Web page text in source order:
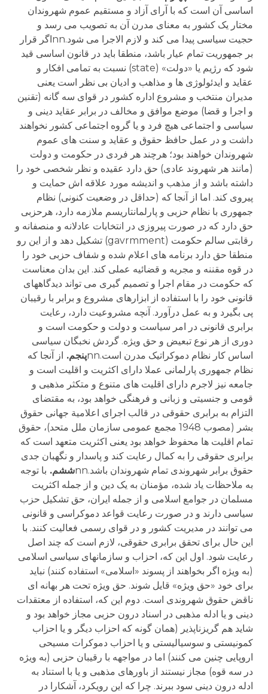
اساسی آن است که با آرای آزاد و مستقیم عموم شهروندان
مختار یک کشور به معنای مدرن آن به تصویب می رسد و
حجیت سیاسی پیدا می کند و لازم الاجرا می شود.nnاگر قرار
بر جمهوریت تمام عیار باشد، منطقا باید در قانون اساسی قید
شود که رژیم یا «دولت» (state) نسبت به تمامی افکار و
عقاید و ایدئولوژی ها و مذاهب و ادیان بی نظر است یعنی
مدیران منتخب و مشروع اداره کشور در قوای سه گانه (تقنین
و اجرا و قضا) موضع موافق و مخالف در برابر عقاید دینی و
سیاسی و اجتماعی هیچ فرد و یا گروه اجتماعی کشور نخواهند
داشت و در عمل حافظ حقوق و عقاید و سنت های عموم
شهروندان خواهند بود؛ هرچند هر فردی در حکومت و دولت
(مانند هر شهروند عادی) حق دارد عقیده و نظر شخصی خود را
داشته باشد و از مذهب و اندیشه مورد علاقه اش حمایت و
پیروی کند. اما از آنجا که (حداقل در وضعیت کنونی) نظام
جمهوری با نظام حزبی و پارلمانتاریسم ملازمه دارد، هرحزبی
حق دارد که در صورت پیروزی در انتخابات عادلانه و منصفانه و
رقابتی سالم حکومت (gavrmment) تشکیل دهد و از این رو
منطقا حق دارد برنامه های اعلام شده و شفاف حزبی خود را
در قوه مقننه و مجریه و قضائیه عملی کند. این بدان معناست
که حکومت در مقام اجرا و تصمیم گیری می تواند دیدگاههای
قانونی خود را با استفاده از ابزارهای مشروع و برابر با رقیبان
پی بگیرد و به عمل درآورد. آنچه مشروعیت دارد، رعایت
برابری قانونی در امر سیاست و دولت و حکومت است و
دوری از هر نوع تبعیض و حق ویژه. گردش نخبگان سیاسی
اساس کار نظام دموکراتیک مدرن است.nn
پنجم. از آنجا که
نظام جمهوری پارلمانی عملا دارای اکثریت و اقلیت است و
جامعه نیز لاجرم دارای اقلیت های متنوع و متکثر مذهبی و
قومی و جنسیتی و زبانی و فرهنگی خواهد بود، به مقتضای
التزام به برابری حقوقی در قالب اجرای اعلامیة جهانی حقوق
بشر (مصوب 1948 مجمع عمومی سازمان ملل متحد)، حقوق
تمام اقلیت ها محفوظ خواهد بود یعنی اکثریت متعهد است که
برابری حقوقی را به کمال رعایت کند و پاسدار و نگهبان جدی
حقوق برابر شهروندی تمام شهروندان باشد.nn
ششم. با توجه
به ملاحظات یاد شده، مؤمنان به یک دین و از جمله اکثریت
مسلمان در جوامع اسلامی و از جمله ایران، حق تشکیل حزب
سیاسی دارند و در صورت رعایت قواعد دموکراسی و قانونی
می توانند در مدیریت کشور و در قوای رسمی فعالیت کنند. با
این حال برای تحقق برابری حقوقی، لازم است که چند اصل
رعایت شود. اول این که، احزاب و سازمانهای سیاسی اسلامی
(به ویژه اگر بخواهند از پسوند «اسلامی» استفاده کنند) نباید
برای خود «حق ویژه» قایل شوند. حق ویژه تحت هر بهانه ای
ناقض حقوق شهروندی است. دوم این که، استفاده از معتقدات
دینی و یا ادله مذهبی در اسناد درون حزبی مجاز خواهد بود و
شاید هم گریزناپذیر (همان گونه که احزاب دیگر و یا احزاب
کمونیستی و سوسیالیستی و یا احزاب دموکرات مسیحی
اروپایی چنین می کنند) اما در مواجهه با رقیبان حزبی (به ویژه
در سه قوه) مجاز نیستند از باورهای مذهبی و یا با استناد به
ادله درون دینی سود ببرند. چرا که این رویکرد، آشکارا در